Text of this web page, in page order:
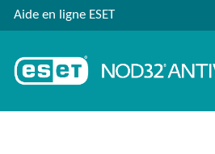
Aide en ligne ESET